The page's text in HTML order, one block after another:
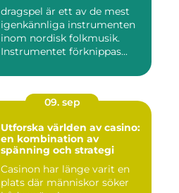
dragspel är ett av de mest
igenkännliga instrumenten
inom nordisk folkmusik.
Instrumentet förknippas...
09. sep
Utforska världen av casino:
en kombination av
spänning och strategi
Casinon har länge varit en
plats där människor söker